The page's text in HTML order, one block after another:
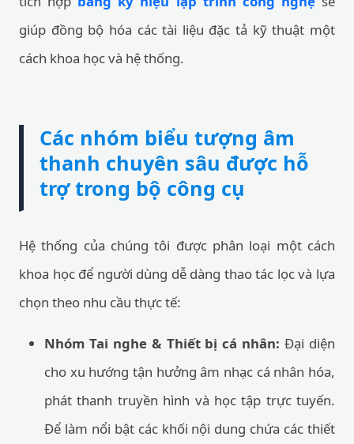
giúp đồng bộ hóa các tài liệu đặc tả kỹ thuật một
cách khoa học và hệ thống.
Các nhóm biểu tượng âm
thanh chuyên sâu được hỗ
trợ trong bộ công cụ
Hệ thống của chúng tôi được phân loại một cách
khoa học để người dùng dễ dàng thao tác lọc và lựa
chọn theo nhu cầu thực tế:
Nhóm Tai nghe & Thiết bị cá nhân: Đại diện
cho xu hướng tận hưởng âm nhạc cá nhân hóa,
phát thanh truyền hình và học tập trực tuyến.
Để làm nổi bật các khối nội dung chứa các thiết